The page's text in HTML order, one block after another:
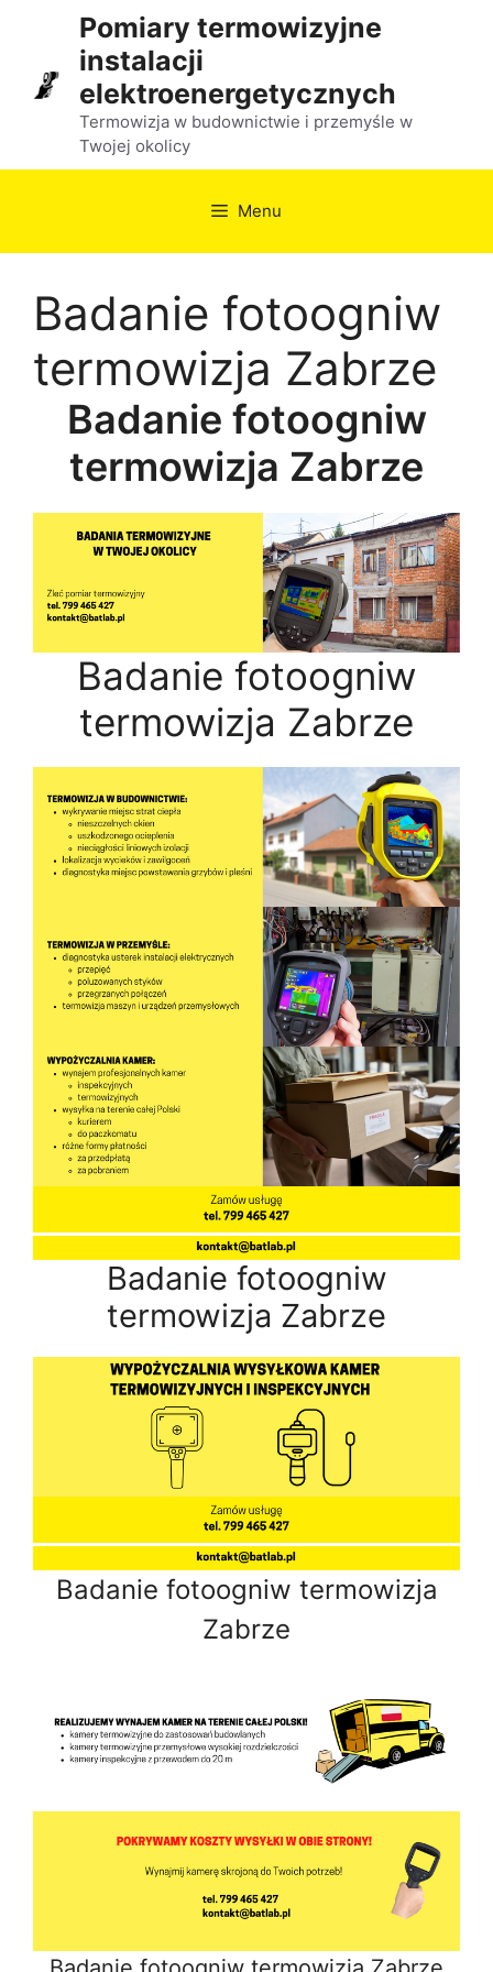
treści
Pomiary termowizyjne
instalacji
elektroenergetycznych
Termowizja w budownictwie i przemyśle w
Twojej okolicy
Menu
Badanie fotoogniw
termowizja Zabrze
Badanie fotoogniw
termowizja Zabrze
Badanie fotoogniw
termowizja Zabrze
Badanie fotoogniw
termowizja Zabrze
Badanie fotoogniw termowizja
Zabrze